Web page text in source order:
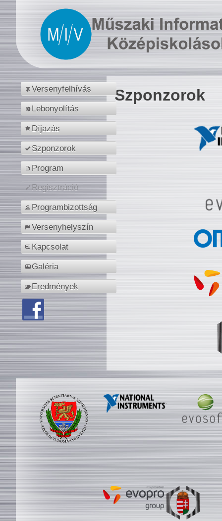
Versenyfelhívás
Lebonyolítás
Díjazás
Szponzorok
Program
Regisztráció
Programbizottság
Versenyhelyszín
Kapcsolat
Galéria
Eredmények
Szponzorok